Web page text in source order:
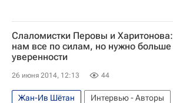
Слаломистки Перовы и Харитонова:
нам все по силам, но нужно больше
уверенности
26 июня 2014, 12:13 44
Жан-Ив Шётан
Интервью - Авторы